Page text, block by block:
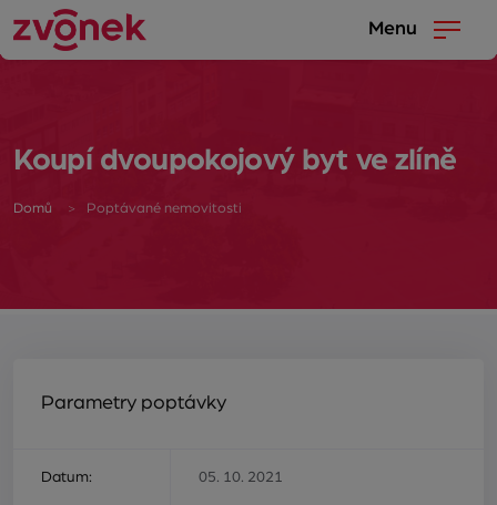
Menu
Koupí dvoupokojový byt ve zlíně
Domů Poptávané nemovitosti
Parametry poptávky
Datum: 05. 10. 2021